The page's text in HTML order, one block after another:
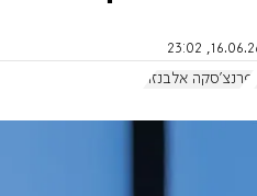
16.06.26,
פרנצ'סקה אלבנזה